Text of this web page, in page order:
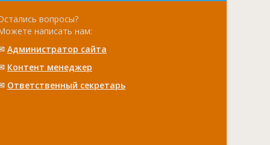
вопросы?
написать нам:
Администратор сайта
Контент менеджер
Ответственный cекретарь